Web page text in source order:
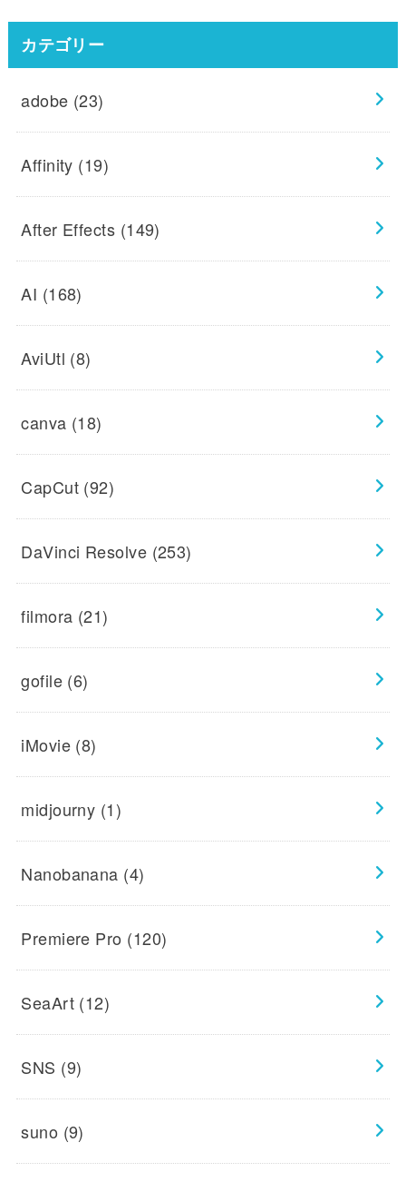
カテゴリー
adobe (23)
Affinity (19)
After Effects (149)
AI (168)
AviUtl (8)
canva (18)
CapCut (92)
DaVinci Resolve (253)
filmora (21)
gofile (6)
iMovie (8)
midjourny (1)
Nanobanana (4)
Premiere Pro (120)
SeaArt (12)
SNS (9)
suno (9)